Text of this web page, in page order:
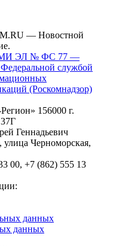
— Новостной
СМИ ЭЛ № ФС 77 —
службой
(Роскомнадзор)
156000 г.
Геннадьевич
Черноморская,
00, +7 (862) 555 13
данных
данных